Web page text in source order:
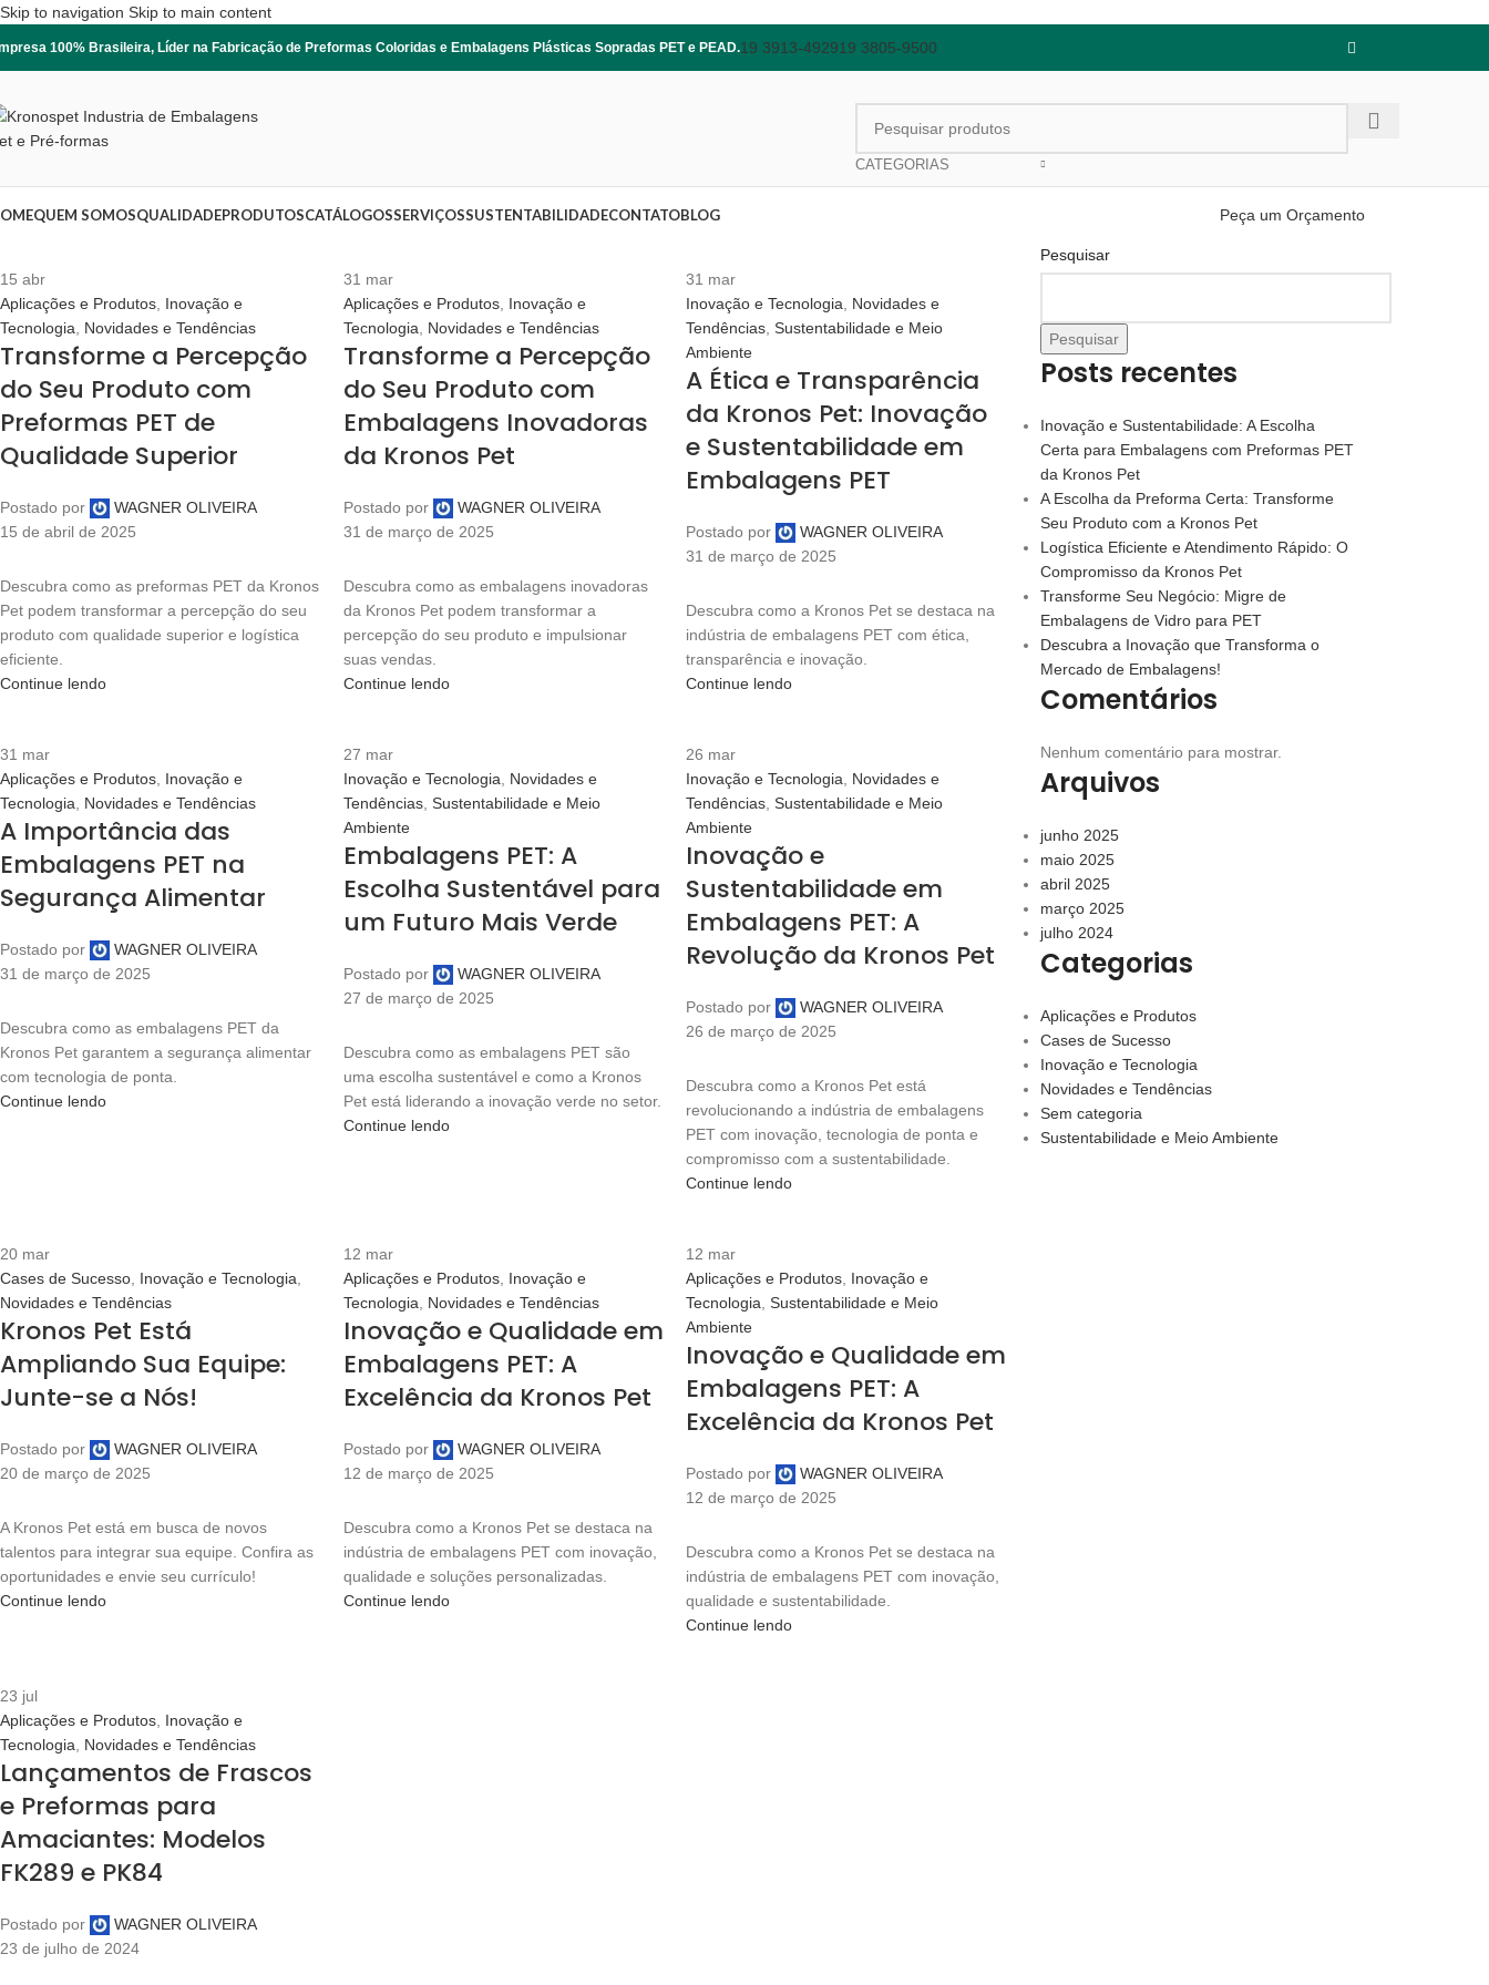
Skip to navigation Skip to main content
100% Brasileira, Líder na Fabricação de Preformas Coloridas e Embalagens Plásticas Sopradas PET e PEAD.19 3913-492919 3805-9500
CATEGORIAS
QUEM SOMOSQUALIDADEPRODUTOSCATÁLOGOSSERVIÇOSSUSTENTABILIDADECONTATOBLOG Peça um Orçamento
15 abr
Aplicações e Produtos Inovação e
Tecnologia
Novidades e Tendências
Transforme a Percepção
do Seu Produto com
Preformas PET de
Qualidade Superior
Postado por
WAGNER OLIVEIRA
15 de abril de 2025
Descubra como as preformas PET da Kronos
Pet podem transformar a percepção do seu
produto com qualidade superior e logística
eficiente.
Continue lendo
31 mar
Aplicações e Produtos, Inovação e
Tecnologia
Novidades e Tendências
Transforme a Percepção
do Seu Produto com
Embalagens Inovadoras
da Kronos Pet
Postado por
WAGNER OLIVEIRA
31 de março de 2025
Descubra como as embalagens inovadoras
da Kronos Pet podem transformar a
percepção do seu produto e impulsionar
suas vendas.
Continue lendo
31 mar
Inovação e Tecnologia
Novidades e
Tendências ,Sustentabilidade e Meio
Ambiente
A Ética e Transparência
da Kronos Pet: Inovação
e Sustentabilidade em
Embalagens PET
Postado por
WAGNER OLIVEIRA
31 de março de 2025
Descubra como a Kronos Pet se destaca na
indústria de embalagens PET com ética,
transparência e inovação.
Continue lendo
31 mar
Aplicações e Produtos Inovação e
Tecnologia
Novidades e Tendências
A Importância das
Embalagens PET na
Segurança Alimentar
Postado por
WAGNER OLIVEIRA
31 de março de 2025
Descubra como as embalagens PET da
Kronos Pet garantem a segurança alimentar
com tecnologia de ponta.
Continue lendo
27 mar
Inovação e Tecnologia
Novidades e
Tendências, Sustentabilidade e Meio
Ambiente
Embalagens PET: A
Escolha Sustentável para
um Futuro Mais Verde
Postado por
WAGNER OLIVEIRA
27 de março de 2025
Descubra como as embalagens PET são
uma escolha sustentável e como a Kronos
Pet está liderando a inovação verde no setor.
Continue lendo
26 mar
Inovação e Tecnologia
Novidades e
Tendências ,Sustentabilidade e Meio
Ambiente
Inovação e
Sustentabilidade em
Embalagens PET: A
Revolução da Kronos Pet
Postado por
WAGNER OLIVEIRA
26 de março de 2025
Descubra como a Kronos Pet está
revolucionando a indústria de embalagens
PET com inovação, tecnologia de ponta e
compromisso com a sustentabilidade.
Continue lendo
20 mar
Cases de Sucesso Inovação e Tecnologia
Novidades e Tendências
Kronos Pet Está
Ampliando Sua Equipe:
Junte-se a Nós!
Postado por
WAGNER OLIVEIRA
20 de março de 2025
A Kronos Pet está em busca de novos
talentos para integrar sua equipe. Confira as
oportunidades e envie seu currículo!
Continue lendo
12 mar
Aplicações e Produtos, Inovação e
Tecnologia
Novidades e Tendências
Inovação e Qualidade em
Embalagens PET: A
Excelência da Kronos Pet
Postado por
WAGNER OLIVEIRA
12 de março de 2025
Descubra como a Kronos Pet se destaca na
indústria de embalagens PET com inovação,
qualidade e soluções personalizadas.
Continue lendo
12 mar
Aplicações e Produtos Inovação e
Tecnologia ,Sustentabilidade e Meio
Ambiente
Inovação e Qualidade em
Embalagens PET: A
Excelência da Kronos Pet
Postado por
WAGNER OLIVEIRA
12 de março de 2025
Descubra como a Kronos Pet se destaca na
indústria de embalagens PET com inovação,
qualidade e sustentabilidade.
Continue lendo
23 jul
Aplicações e Produtos Inovação e
Tecnologia
Novidades e Tendências
Lançamentos de Frascos
e Preformas para
Amaciantes: Modelos
FK289 e PK84
Postado por
WAGNER OLIVEIRA
23 de julho de 2024
Pesquisar
Pesquisar
Posts recentes
Inovação e Sustentabilidade: A Escolha
Certa para Embalagens com Preformas PET
da Kronos Pet
A Escolha da Preforma Certa: Transforme
Seu Produto com a Kronos Pet
Logística Eficiente e Atendimento Rápido: O
Compromisso da Kronos Pet
Transforme Seu Negócio: Migre de
Embalagens de Vidro para PET
Descubra a Inovação que Transforma o
Mercado de Embalagens!
Comentários
Nenhum comentário para mostrar.
Arquivos
junho 2025
maio 2025
abril 2025
março 2025
julho 2024
Categorias
Aplicações e Produtos
Cases de Sucesso
Inovação e Tecnologia
Novidades e Tendências
Sem categoria
Sustentabilidade e Meio Ambiente